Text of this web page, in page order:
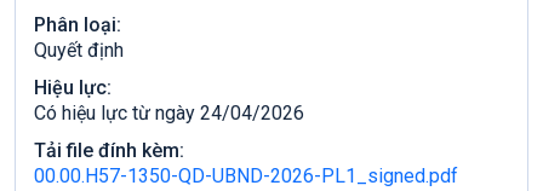
Phân loại:
Quyết định
Hiệu lực:
Có hiệu lực từ ngày 24/04/2026
Tải file đính kèm:
00.00.H57-1350-QD-UBND-2026-PL1_signed.pdf